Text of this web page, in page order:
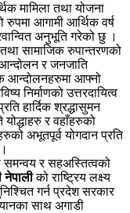
मामिला तथा योजना
आगामी आर्थिक वर्ष
अनुभूति गरेको छु ।
सामाजिक रुपान्तरणको
र जनजाति
आन्दोलनहरुमा आफ्नो
निर्माणको उत्तरदायित्व
हार्दिक श्रद्धासुमन
योद्धाहरु र वहाँहरुको
अभूतपूर्व योगदान प्रति
समन्वय र सहअस्तित्वको
नेपालीको राष्ट्रिय लक्ष्य
गर्न प्रदेश सरकार
साथ अगाडी